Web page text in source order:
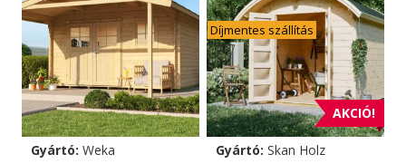
terméknek
több
variációja
van.
A
változatok
Gyártó: Weka
AKCIÓ!
Díjmentes szállítás
Gyártó: Skan Holz